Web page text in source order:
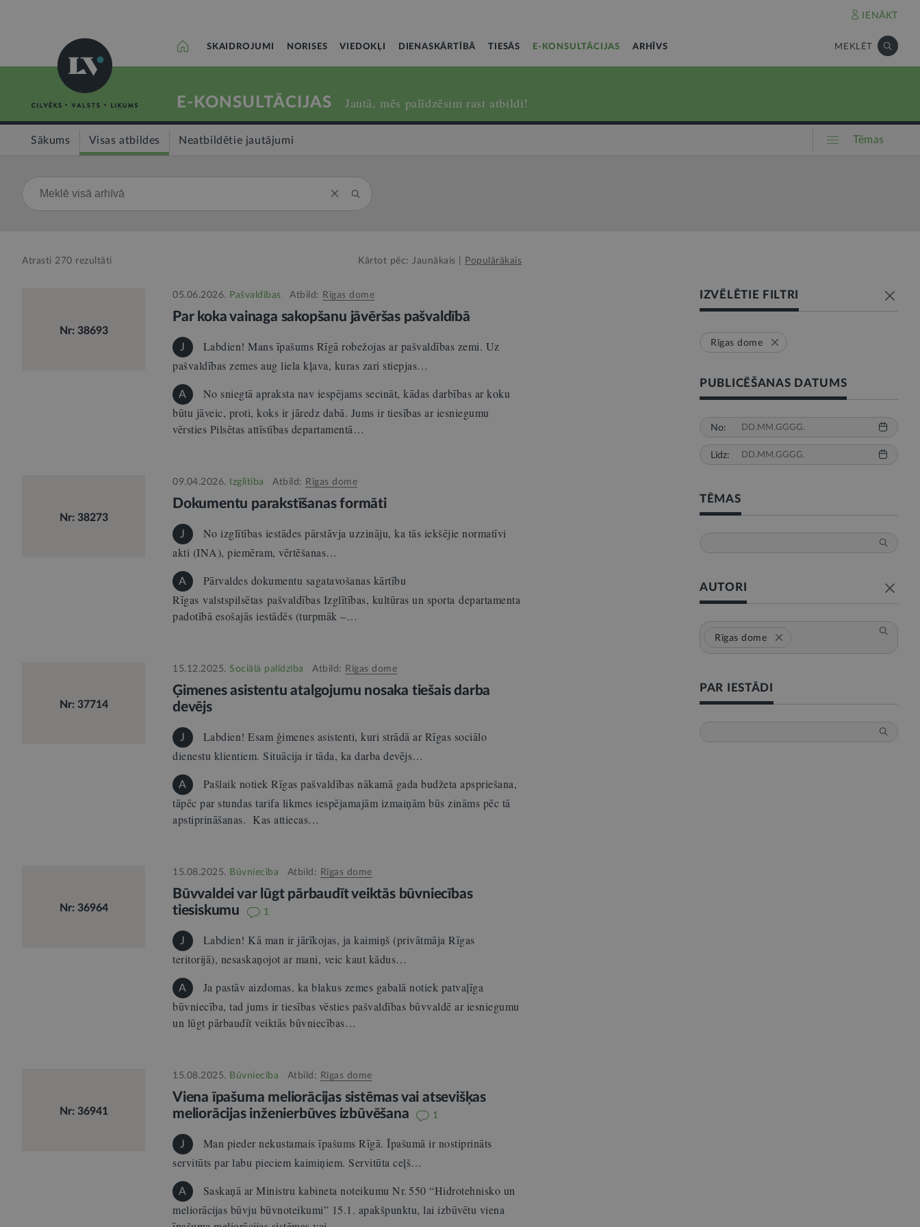
IENĀKT
SKAIDROJUMI NORISES VIEDOKĻI DIENASKĀRTĪBĀ TIESĀS E-KONSULTĀCIJAS ARHĪVS MEKLĒT
E-KONSULTĀCIJAS Jautā, mēs palīdzēsim rast atbildi!
Sākums Visas atbildes Neatbildētie jautājumi Tēmas
Atrasti 270 rezultāti Kārtot pēc: Jaunākais Populārākais
Nr: 38693
05.06.2026. Pašvaldības Atbild: Rīgas dome
Par koka vainaga sakopšanu jāvēršas pašvaldībā
J
Labdien! Mans īpašums Rīgā robežojas ar pašvaldības zemi. Uz
pašvaldības zemes aug liela kļava, kuras zari stiepjas…
A
No sniegtā apraksta nav iespējams secināt, kādas darbības ar koku
būtu jāveic, proti, koks ir jāredz dabā. Jums ir tiesības ar iesniegumu
vērsties Pilsētas attīstības departamentā…
Nr: 38273
09.04.2026. Izglītība Atbild: Rīgas dome
Dokumentu parakstīšanas formāti
J
No izglītības iestādes pārstāvja uzzināju, ka tās iekšējie normatīvi
akti (INA), piemēram, vērtēšanas…
A
Pārvaldes dokumentu sagatavošanas kārtību
Rīgas valstspilsētas pašvaldības Izglītības, kultūras un sporta departamenta
padotībā esošajās iestādēs (turpmāk –…
Nr: 37714
15.12.2025. Sociālā palīdzība Atbild: Rīgas dome
Ģimenes asistentu atalgojumu nosaka tiešais darba
devējs
J
Labdien! Esam ģimenes asistenti, kuri strādā ar Rīgas sociālo
dienestu klientiem. Situācija ir tāda, ka darba devējs…
A
Pašlaik notiek Rīgas pašvaldības nākamā gada budžeta apspriešana,
tāpēc par stundas tarifa likmes iespējamajām izmaiņām būs zināms pēc tā
apstiprināšanas. Kas attiecas…
Nr: 36964
15.08.2025. Būvniecība Atbild: Rīgas dome
Būvvaldei var lūgt pārbaudīt veiktās būvniecības
tiesiskumu
1
J
Labdien! Kā man ir jārīkojas, ja kaimiņš (privātmāja Rīgas
teritorijā), nesaskaņojot ar mani, veic kaut kādus…
A
Ja pastāv aizdomas, ka blakus zemes gabalā notiek patvaļīga
būvniecība, tad jums ir tiesības vēsties pašvaldības būvvaldē ar iesniegumu
un lūgt pārbaudīt veiktās būvniecības…
Nr: 36941
15.08.2025. Būvniecība Atbild: Rīgas dome
Viena īpašuma meliorācijas sistēmas vai atsevišķas
meliorācijas inženierbūves izbūvēšana
1
J
Man pieder nekustamais īpašums Rīgā. Īpašumā ir nostiprināts
servitūts par labu pieciem kaimiņiem. Servitūta ceļš…
A
Saskaņā ar Ministru kabineta noteikumu Nr. 550 “Hidrotehnisko un
meliorācijas būvju būvnoteikumi” 15.1. apakšpunktu, lai izbūvētu viena
IZVĒLĒTIE FILTRI
Rīgas dome
PUBLICĒŠANAS DATUMS
No:
Līdz:
TĒMAS
AUTORI
Rīgas dome
PAR IESTĀDI